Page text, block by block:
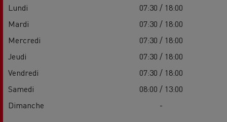
Lundi
07:30 / 18:00
Mardi
07:30 / 18:00
Mercredi
07:30 / 18:00
Jeudi
07:30 / 18:00
Vendredi
07:30 / 18:00
Samedi
08:00 / 13:00
Dimanche
-